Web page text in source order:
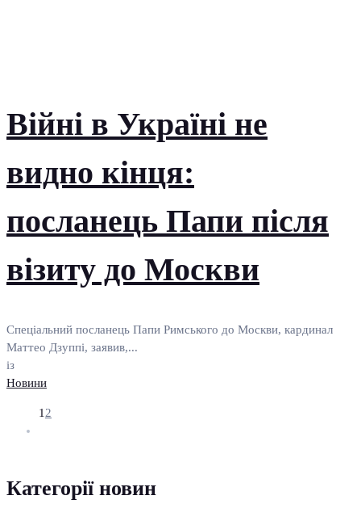
Війні в Україні не
видно кінця:
посланець Папи після
візиту до Москви
Спеціальний посланець Папи Римського до Москви, кардинал
Маттео Дзуппі, заявив,...
із
Новини
1 2
Категорії новин